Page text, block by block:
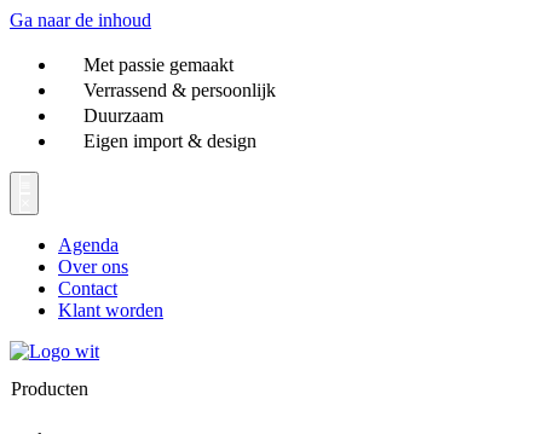
Ga naar de inhoud
Met passie gemaakt
Verrassend & persoonlijk
Duurzaam
Eigen import & design
Agenda
Over ons
Contact
Klant worden
Producten